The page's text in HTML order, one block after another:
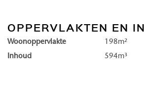
treffen en worden getrakteerd op een
OPPERVLAKTEN EN
Woonoppervlakte
198m²
Inhoud
594m³